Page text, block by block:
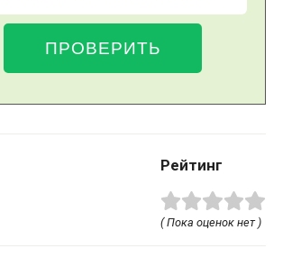
Рейтинг
( Пока оценок нет )